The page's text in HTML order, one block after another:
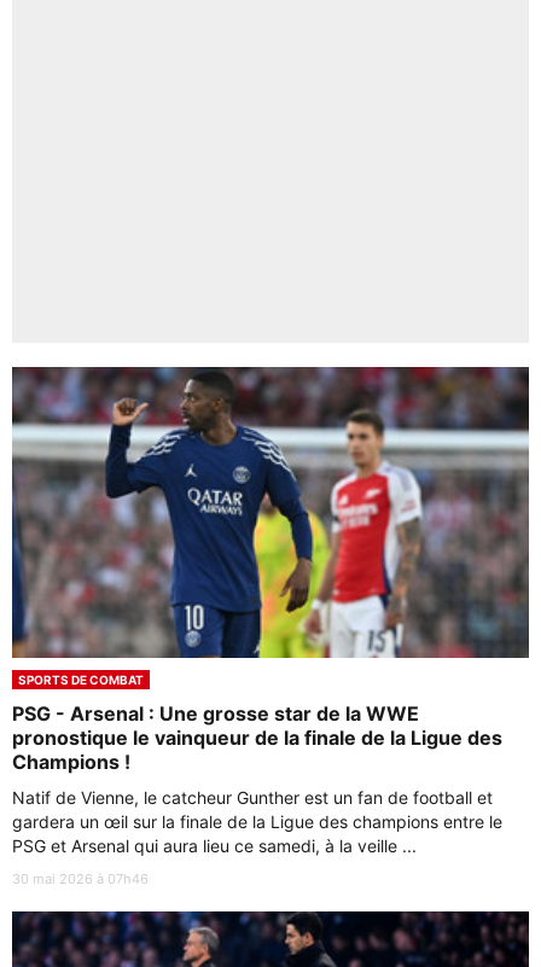
SPORTS DE COMBAT
PSG - Arsenal : Une grosse star de la WWE
pronostique le vainqueur de la finale de la Ligue des
Champions !
Natif de Vienne, le catcheur Gunther est un fan de football et
gardera un œil sur la finale de la Ligue des champions entre le
PSG et Arsenal qui aura lieu ce samedi, à la veille ...
30 mai 2026 à 07h46